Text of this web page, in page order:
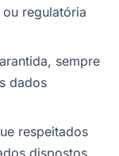
regulatória
sempre
dados
respeitados
dispostos